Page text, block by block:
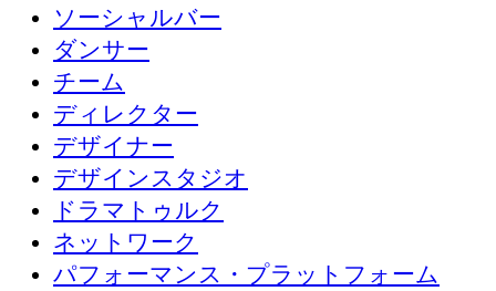
ソーシャルバー
ダンサー
チーム
ディレクター
デザイナー
デザインスタジオ
ドラマトゥルク
ネットワーク
パフォーマンス・プラットフォーム